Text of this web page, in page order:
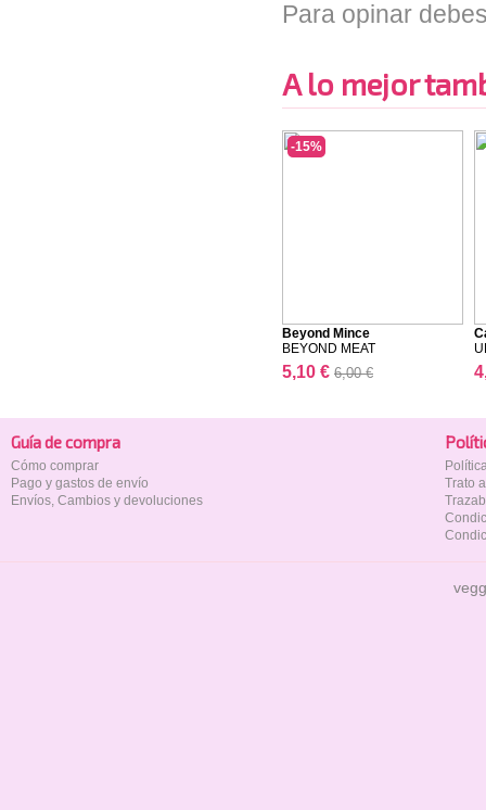
Para opinar
A lo mejor
Beyond Mince
BEYOND MEAT
5,10 € 6,00 €
-15%
Guía de compra
Cómo comprar
Pago y gastos de envío
Envíos, Cambios y devoluciones
Trato